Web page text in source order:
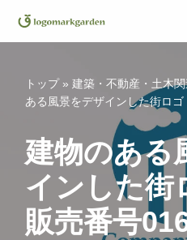
コ
ス
トップ» 建築・不動産・土木
ある風景をデザインした街ロ
建物のある
インした街
販売番号